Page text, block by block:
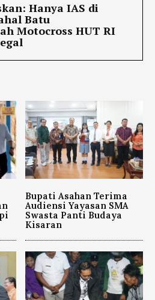
Hanya IAS di
Batu
Motocross HUT RI
Bupati Asahan Terima
Audiensi Yayasan SMA
Swasta Panti Budaya
Kisaran